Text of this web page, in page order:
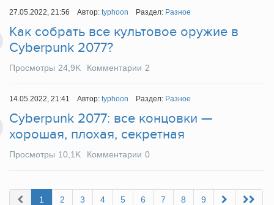
27.05.2022, 21:56 Автор: typhoon Раздел: Разное
Как собрать все культовое оружие в
Cyberpunk 2077?
Просмотры 24,9K Комментарии 2
14.05.2022, 21:41 Автор: typhoon Раздел: Разное
Cyberpunk 2077: все концовки —
хорошая, плохая, секретная
Просмотры 10,1K Комментарии 0
1 2 3 4 5 6 7 8 9